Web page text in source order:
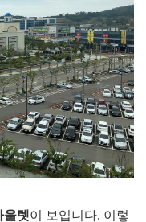
울렛이 보입니다. 이렇